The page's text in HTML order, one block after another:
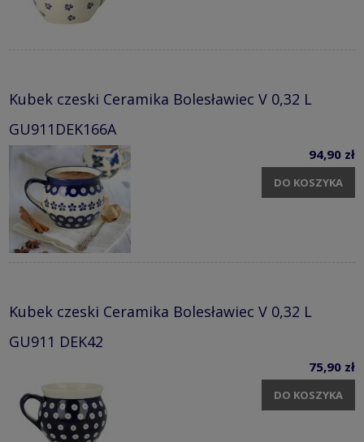
Kubek czeski Ceramika Bolesławiec V 0,32 L
GU911DEK166A
94,90 zł
DO KOSZYKA
Kubek czeski Ceramika Bolesławiec V 0,32 L
GU911 DEK42
75,90 zł
DO KOSZYKA